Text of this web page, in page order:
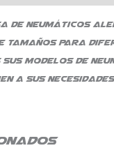
de neumáticos
tamaños para
modelos de
a sus